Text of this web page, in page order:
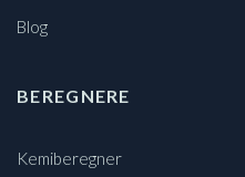
Blog
BEREGNERE
Kemiberegner